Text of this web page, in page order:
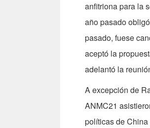
anfitriona para la
año pasado
pasado, fuese
aceptó la
adelantó la
A excepción de
ANMC21
políticas de